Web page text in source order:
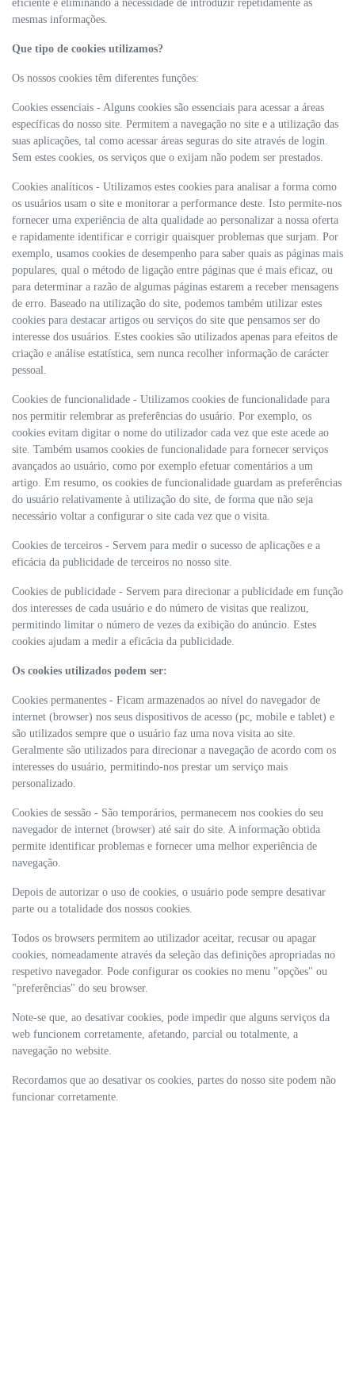
eficiente e eliminando a necessidade de introduzir repetidamente as
mesmas informações.
Que tipo de cookies utilizamos?
Os nossos cookies têm diferentes funções:
Cookies essenciais - Alguns cookies são essenciais para acessar a áreas
específicas do nosso site. Permitem a navegação no site e a utilização das
suas aplicações, tal como acessar áreas seguras do site através de login.
Sem estes cookies, os serviços que o exijam não podem ser prestados.
Cookies analíticos - Utilizamos estes cookies para analisar a forma como
os usuários usam o site e monitorar a performance deste. Isto permite-nos
fornecer uma experiência de alta qualidade ao personalizar a nossa oferta
e rapidamente identificar e corrigir quaisquer problemas que surjam. Por
exemplo, usamos cookies de desempenho para saber quais as páginas mais
populares, qual o método de ligação entre páginas que é mais eficaz, ou
para determinar a razão de algumas páginas estarem a receber mensagens
de erro. Baseado na utilização do site, podemos também utilizar estes
cookies para destacar artigos ou serviços do site que pensamos ser do
interesse dos usuários. Estes cookies são utilizados apenas para efeitos de
criação e análise estatística, sem nunca recolher informação de carácter
pessoal.
Cookies de funcionalidade - Utilizamos cookies de funcionalidade para
nos permitir relembrar as preferências do usuário. Por exemplo, os
cookies evitam digitar o nome do utilizador cada vez que este acede ao
site. Também usamos cookies de funcionalidade para fornecer serviços
avançados ao usuário, como por exemplo efetuar comentários a um
artigo. Em resumo, os cookies de funcionalidade guardam as preferências
do usuário relativamente à utilização do site, de forma que não seja
necessário voltar a configurar o site cada vez que o visita.
Cookies de terceiros - Servem para medir o sucesso de aplicações e a
eficácia da publicidade de terceiros no nosso site.
Cookies de publicidade - Servem para direcionar a publicidade em função
dos interesses de cada usuário e do número de visitas que realizou,
permitindo limitar o número de vezes da exibição do anúncio. Estes
cookies ajudam a medir a eficácia da publicidade.
Os cookies utilizados podem ser:
Cookies permanentes - Ficam armazenados ao nível do navegador de
internet (browser) nos seus dispositivos de acesso (pc, mobile e tablet) e
são utilizados sempre que o usuário faz uma nova visita ao site.
Geralmente são utilizados para direcionar a navegação de acordo com os
interesses do usuário, permitindo-nos prestar um serviço mais
personalizado.
Cookies de sessão - São temporários, permanecem nos cookies do seu
navegador de internet (browser) até sair do site. A informação obtida
permite identificar problemas e fornecer uma melhor experiência de
navegação.
Depois de autorizar o uso de cookies, o usuário pode sempre desativar
parte ou a totalidade dos nossos cookies.
Todos os browsers permitem ao utilizador aceitar, recusar ou apagar
cookies, nomeadamente através da seleção das definições apropriadas no
respetivo navegador. Pode configurar os cookies no menu "opções" ou
"preferências" do seu browser.
Note-se que, ao desativar cookies, pode impedir que alguns serviços da
web funcionem corretamente, afetando, parcial ou totalmente, a
navegação no website.
Recordamos que ao desativar os cookies, partes do nosso site podem não
funcionar corretamente.